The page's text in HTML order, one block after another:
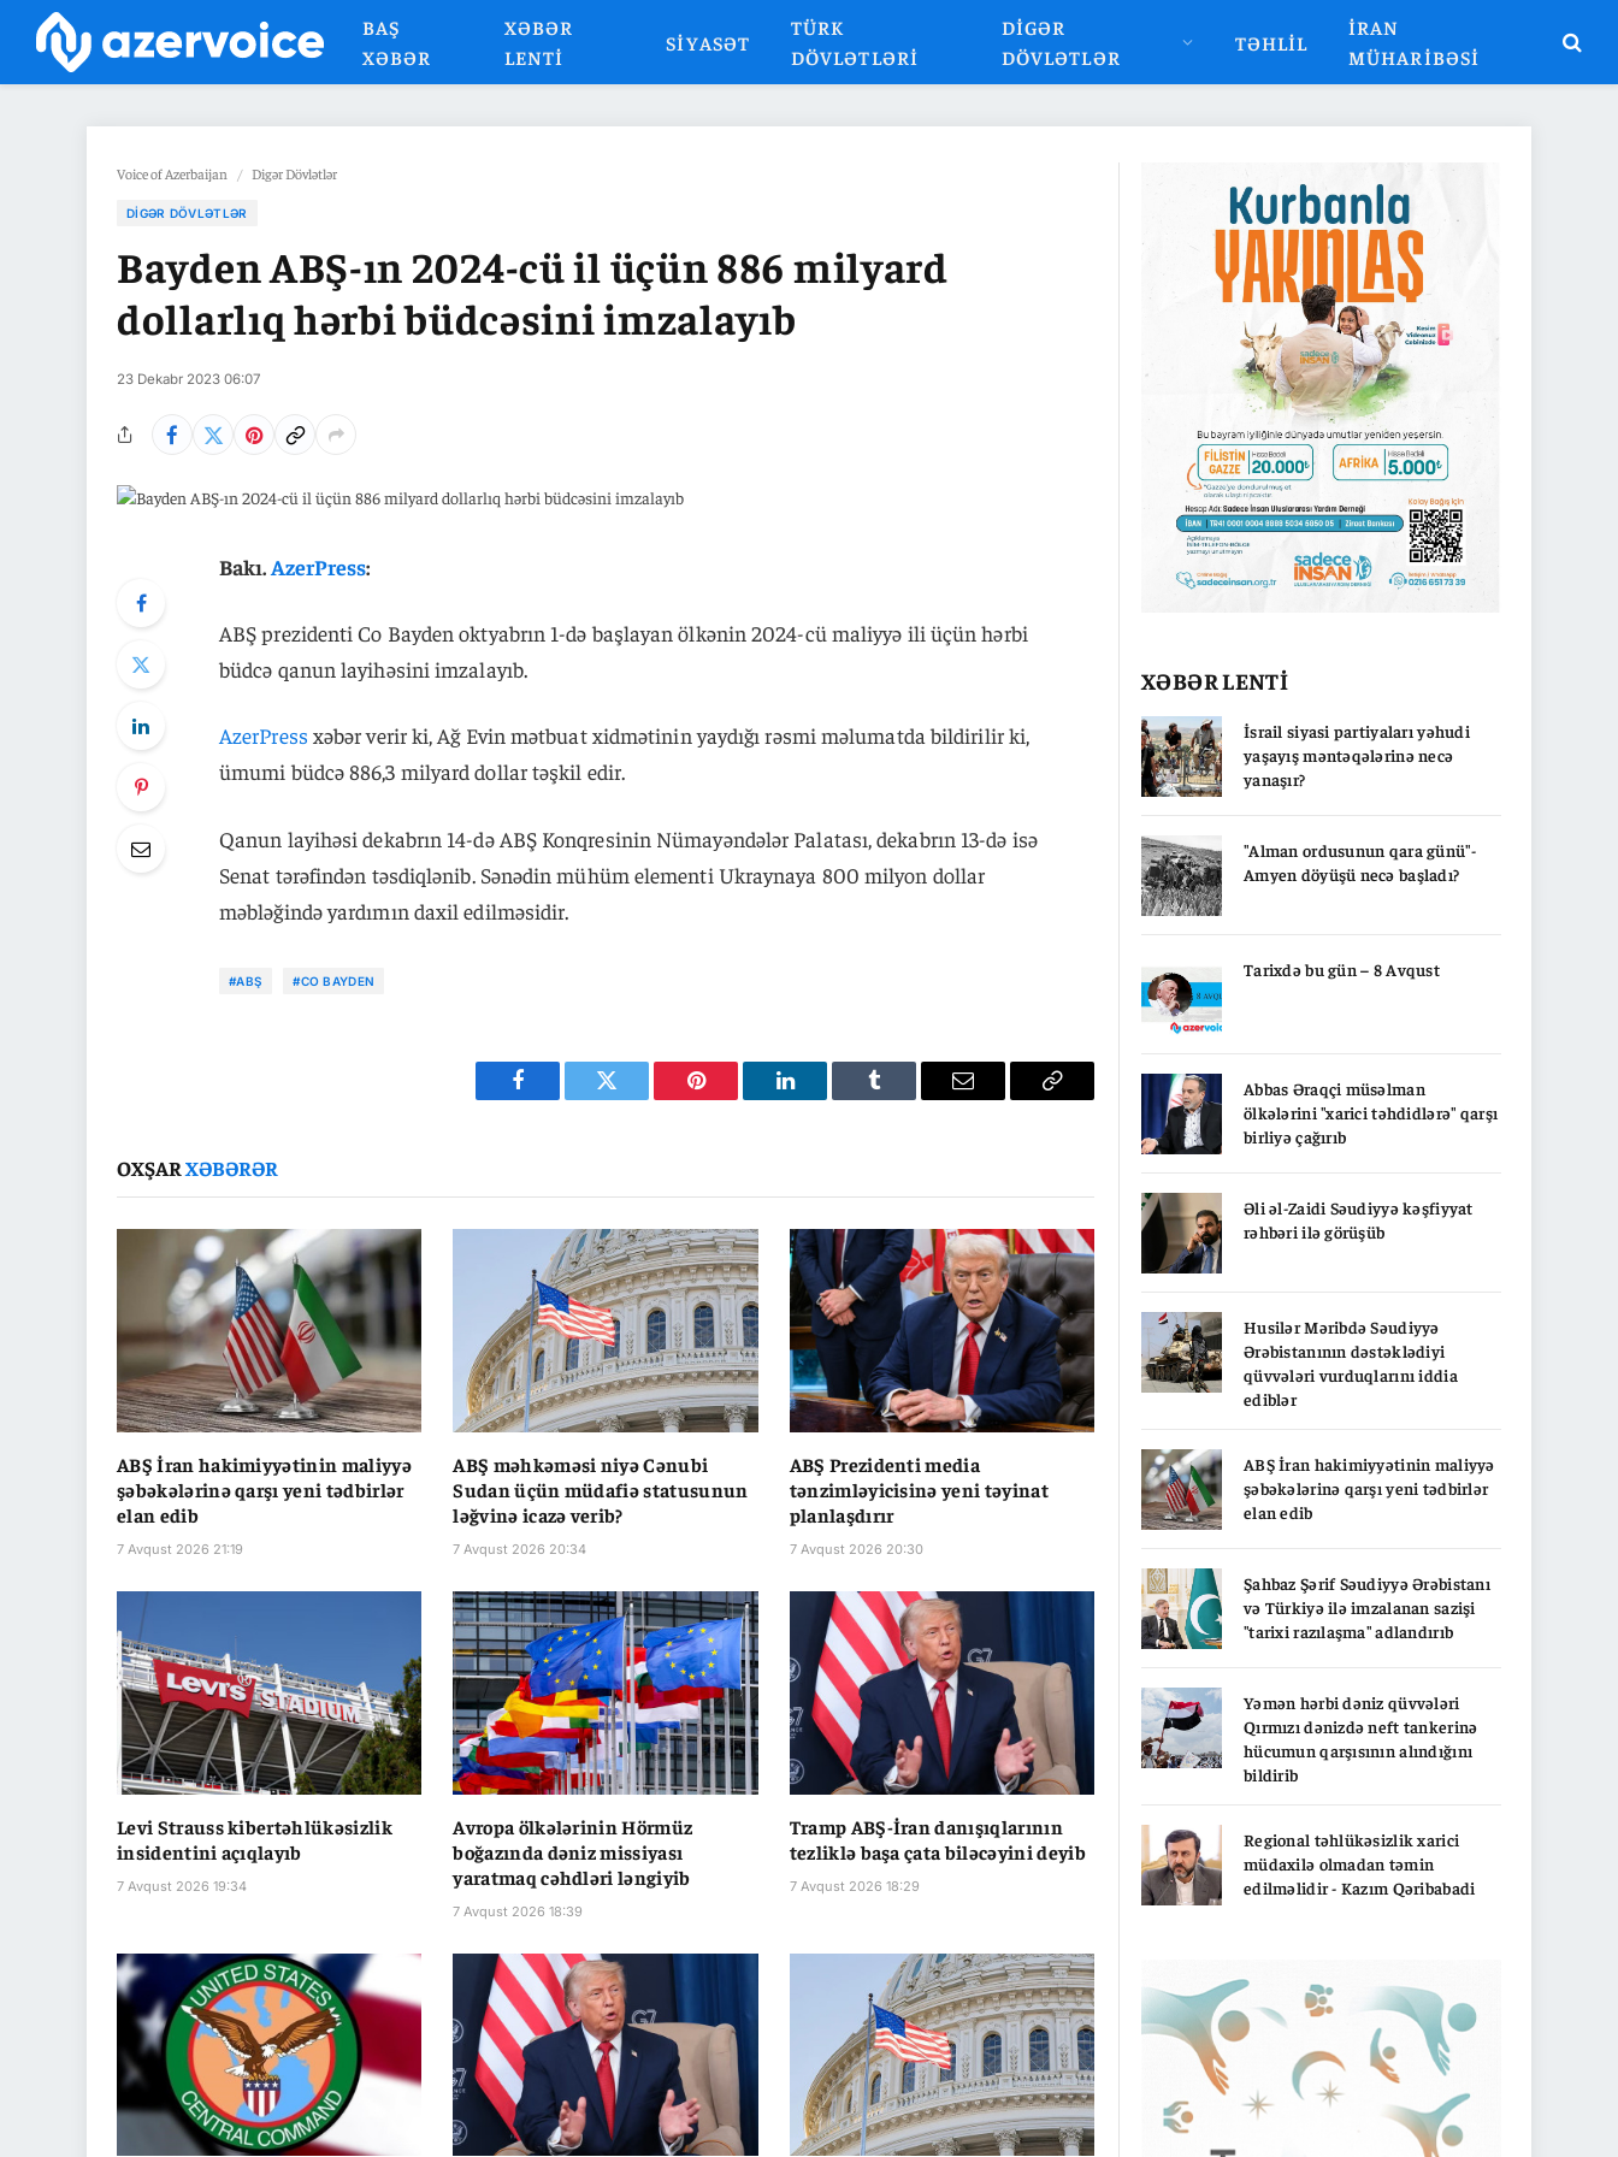
BAŞ
XƏBƏR
XƏBƏR
LENTI
SIYASƏT
TÜRK
DÖVLƏTLƏRI
DIGƏR
DÖVLƏTLƏR
TƏHLIL
İRAN
MÜHARIBƏSI
Voice of Azerbaijan / Digər Dövlətlər
DIGƏR DÖVLƏTLƏR
Bayden ABŞ-ın 2024-cü il üçün 886 milyard
dollarlıq hərbi büdcəsini imzalayıb
23 Dekabr 2023 06:07
Bakı.AzerPress:
ABŞ prezidenti Co Bayden oktyabrın 1-də başlayan ölkənin 2024-cü maliyyə ili üçün hərbi
büdcə qanun layihəsini imzalayıb.
AzerPress xəbər verir ki, Ağ Evin mətbuat xidmətinin yaydığı rəsmi məlumatda bildirilir ki,
ümumi büdcə 886,3 milyard dollar təşkil edir.
Qanun layihəsi dekabrın 14-də ABŞ Konqresinin Nümayəndələr Palatası, dekabrın 13-də isə
Senat tərəfindən təsdiqlənib. Sənədin mühüm elementi Ukraynaya 800 milyon dollar
məbləğində yardımın daxil edilməsidir.
#ABŞ #CO BAYDEN
Facebook Twitter Pinterest LinkedIn Tumblr Email
Copy
OXŞARXƏBƏRƏR
ABŞ İran hakimiyyətinin maliyyə
şəbəkələrinə qarşı yeni tədbirlər
elan edib
7 Avqust 2026 21:19
ABŞ məhkəməsi niyə Cənubi
Sudan üçün müdafiə statusunun
ləğvinə icazə verib?
7 Avqust 2026 20:34
ABŞ Prezidenti media
tənzimləyicisinə yeni təyinat
planlaşdırır
7 Avqust 2026 20:30
Levi Strauss kibertəhlükəsizlik
insidentini açıqlayıb
7 Avqust 2026 19:34
Avropa ölkələrinin Hörmüz
boğazında dəniz missiyası
yaratmaq cəhdləri ləngiyib
7 Avqust 2026 18:39
Tramp ABŞ-İran danışıqlarının
tezliklə başa çata biləcəyini deyib
7 Avqust 2026 18:29
XƏBƏR LENTİ
İsrail siyasi partiyaları yəhudi
yaşayış məntəqələrinə necə
yanaşır?
"Alman ordusunun qara günü"-
Amyen döyüşü necə başladı?
Tarixdə bu gün – 8 Avqust
Abbas Əraqçi müsəlman
ölkələrini "xarici təhdidlərə" qarşı
birliyə çağırıb
Əli əl-Zaidi Səudiyyə kəşfiyyat
rəhbəri ilə görüşüb
Husilər Məribdə Səudiyyə
Ərəbistanının dəstəklədiyi
qüvvələri vurduqlarını iddia
ediblər
ABŞ İran hakimiyyətinin maliyyə
şəbəkələrinə qarşı yeni tədbirlər
elan edib
Şahbaz Şərif Səudiyyə Ərəbistanı
və Türkiyə ilə imzalanan sazişi
"tarixi razılaşma" adlandırıb
Yəmən hərbi dəniz qüvvələri
Qırmızı dənizdə neft tankerinə
hücumun qarşısının alındığını
bildirib
Regional təhlükəsizlik xarici
müdaxilə olmadan təmin
edilməlidir - Kazım Qəribabadi